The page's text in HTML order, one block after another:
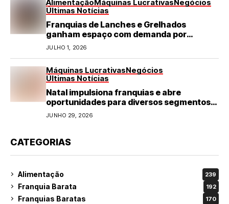
AlimentaçãoMáquinas LucrativasNegócios
Últimas Notícias
Franquias de Lanches e Grelhados
ganham espaço com demanda por
refeições rápidas e de qualidade
JULHO 1, 2026
Máquinas LucrativasNegócios
Últimas Notícias
Natal impulsiona franquias e abre
oportunidades para diversos segmentos
do varejo
JUNHO 29, 2026
CATEGORIAS
Alimentação 239
Franquia Barata 192
Franquias Baratas 170